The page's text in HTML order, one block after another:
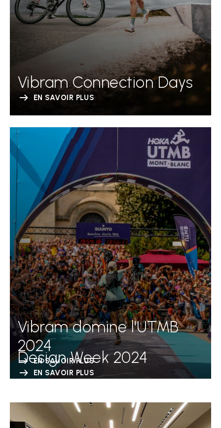
Vibram Connection Days
EN SAVOIR PLUS
Vibram domine l'UTMB
2024
EN SAVOIR PLUS
Design Week 2024
EN SAVOIR PLUS